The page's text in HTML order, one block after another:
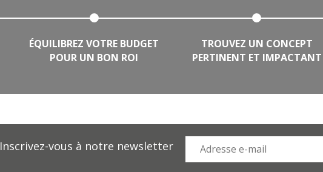
ÉQUILIBREZ VOTRE BUDGET
POUR UN BON ROI
TROUVEZ UN CONCEPT
PERTINENT ET IMPACTANT
Inscrivez-vous à notre newsletter